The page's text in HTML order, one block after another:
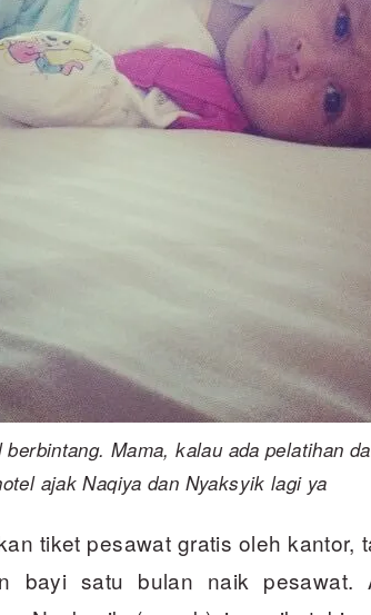
Mama, kalau ada pelatihan
ajak Naqiya dan Nyaksyik lagi ya
tiket pesawat gratis oleh kantor,
bayi satu bulan naik pesawat.